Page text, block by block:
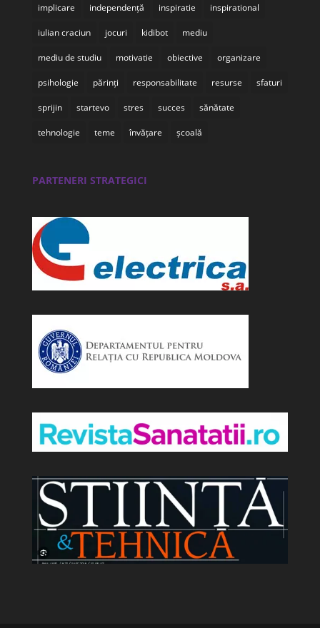
implicare independență inspiratie inspirational
iulian craciun jocuri kidibot mediu
mediu de studiu motivatie obiective organizare
psihologie părinți responsabilitate resurse sfaturi
sprijin startevo stres succes sănătate
tehnologie teme învățare școală
PARTENERI STRATEGICI